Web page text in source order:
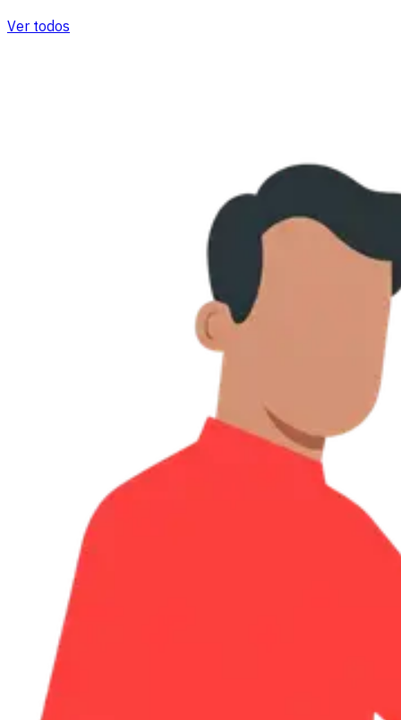
Ver todos